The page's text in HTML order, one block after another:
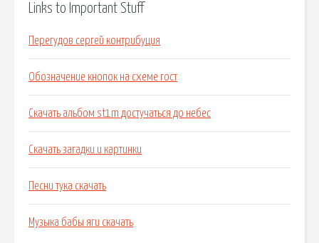
Links to Important Stuff
Перегудов сергей контрибуция
Обозначение кнопок на схеме гост
Скачать альбом st1m достучаться до небес
Скачать загадки и картинки
Песни тука скачать
Музыка бабы яги скачать